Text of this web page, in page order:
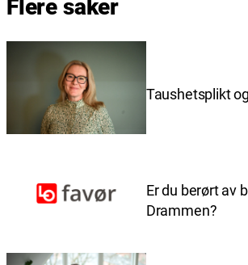
Flere saker
Taushetsplikt
Er du berørt av
Drammen?